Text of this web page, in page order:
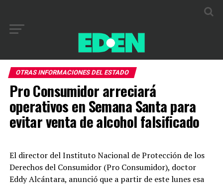
OTRAS INFORMACIONES DEL ESTADO
Pro Consumidor arreciará
operativos en Semana Santa para
evitar venta de alcohol falsificado
El director del Instituto Nacional de Protección de los
Derechos del Consumidor (Pro Consumidor), doctor
Eddy Alcántara, anunció que a partir de este lunes esa